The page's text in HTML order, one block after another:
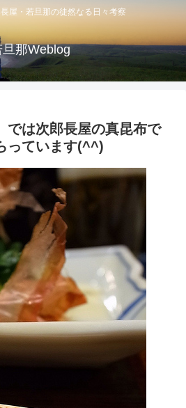
屋・若旦那の徒然なる日々考察
旦那Weblog
では次郎長屋の真昆布で
っています(^^)